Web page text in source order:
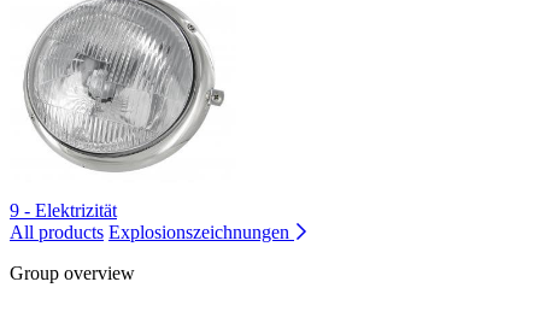
9 - Elektrizität
All products Explosionszeichnungen
Group overview